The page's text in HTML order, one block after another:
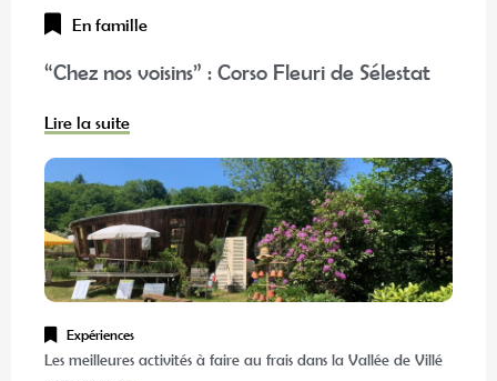
En famille
“Chez nos voisins” : Corso Fleuri de Sélestat
Lire la suite
Expériences
Les meilleures activités à faire au frais dans la Vallée de Villé